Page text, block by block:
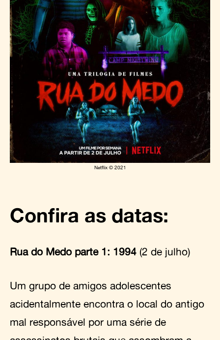
Netflix © 2021
Confira as datas:
Rua do Medo parte 1: 1994 (2 de julho)
Um grupo de amigos adolescentes
acidentalmente encontra o local do antigo
mal responsável por uma série de